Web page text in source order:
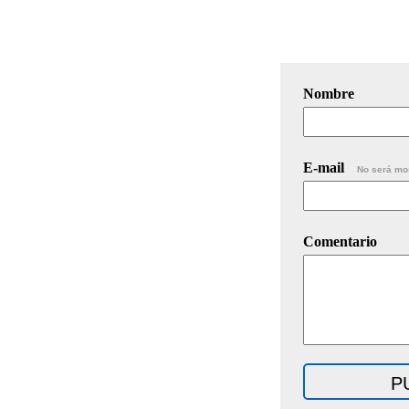
Nombre
E-mail No será
Comentario